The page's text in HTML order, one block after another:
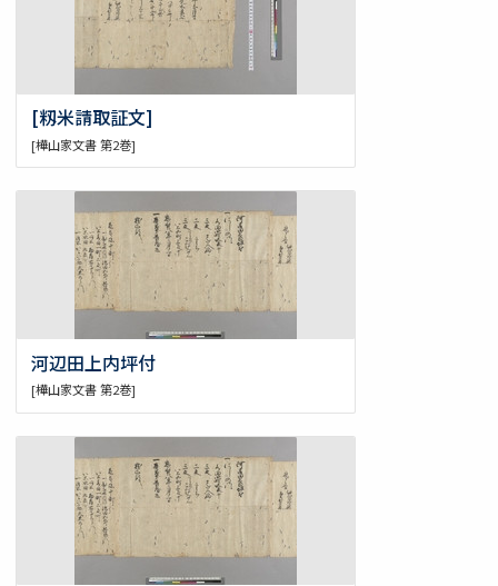
[籾米請取証文]
[樺山家文書 第2巻]
河辺田上内坪付
[樺山家文書 第2巻]